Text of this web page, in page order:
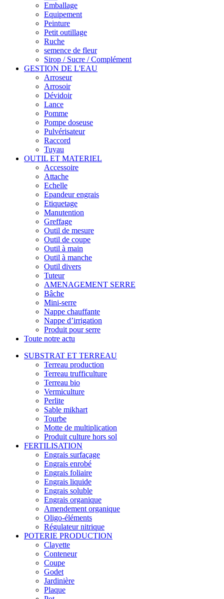
Emballage
Equipement
Peinture
Petit outillage
Ruche
semence de fleur
Sirop / Sucre / Complément
GESTION DE L'EAU
Arroseur
Arrosoir
Dévidoir
Lance
Pomme
Pompe doseuse
Pulvérisateur
Raccord
Tuyau
OUTIL ET MATERIEL
Accessoire
Attache
Echelle
Epandeur engrais
Etiquetage
Manutention
Greffage
Outil de mesure
Outil de coupe
Outil à main
Outil à manche
Outil divers
Tuteur
AMENAGEMENT SERRE
Bâche
Mini-serre
Nappe chauffante
Nappe d’irrigation
Produit pour serre
Toute notre actu
SUBSTRAT ET TERREAU
Terreau production
Terreau trufficulture
Terreau bio
Vermiculture
Perlite
Sable mikhart
Tourbe
Motte de multiplication
Produit culture hors sol
FERTILISATION
Engrais surfaçage
Engrais enrobé
Engrais foliaire
Engrais liquide
Engrais soluble
Engrais organique
Amendement organique
Oligo-éléments
Régulateur nitrique
POTERIE PRODUCTION
Clayette
Conteneur
Coupe
Godet
Jardinière
Plaque